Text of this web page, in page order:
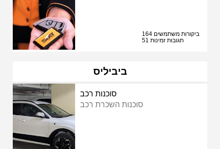
164 ביקורות משתמשים
51 תגובות זמינות
ביביליס
סוכנות רכב
סוכנות השכרת רכב